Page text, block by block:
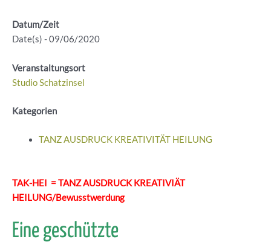
Datum/Zeit
Date(s) - 09/06/2020
Veranstaltungsort
Studio Schatzinsel
Kategorien
TANZ AUSDRUCK KREATIVITÄT HEILUNG
TAK-HEI = TANZ AUSDRUCK KREATIVIÄT
HEILUNG/Bewusstwerdung
Eine geschützte